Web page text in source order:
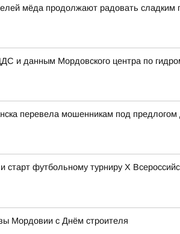
мёда продолжают радовать сладким
и данным Мордовского центра по
перевела мошенникам под
старт футбольному турниру Х
Мордовии с Днём строителя